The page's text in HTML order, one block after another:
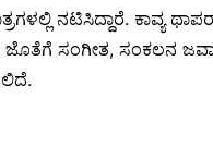
ನಟಿಸಿದ್ದಾರೆ. ಕಾವ್ಯ
ಸಂಗೀತ, ಸಂಕಲನ